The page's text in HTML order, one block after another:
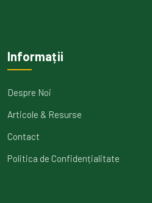
Informații
Despre Noi
Articole & Resurse
Contact
Politica de Confidențialitate